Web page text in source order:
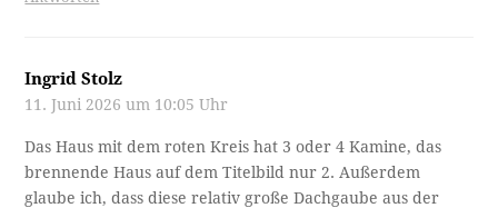
Ingrid Stolz
11. Juni 2026 um 10:05 Uhr
Das Haus mit dem roten Kreis hat 3 oder 4 Kamine, das
brennende Haus auf dem Titelbild nur 2. Außerdem
glaube ich, dass diese relativ große Dachgaube aus der